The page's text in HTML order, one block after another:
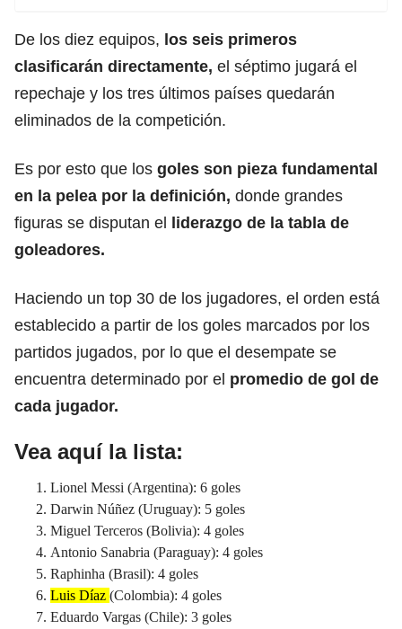
De los diez equipos, los seis primeros
clasificarán directamente, el séptimo jugará el
repechaje y los tres últimos países quedarán
eliminados de la competición.
Es por esto que los goles son pieza fundamental
en la pelea por la definición, donde grandes
figuras se disputan el liderazgo de la tabla de
goleadores.
Haciendo un top 30 de los jugadores, el orden está
establecido a partir de los goles marcados por los
partidos jugados, por lo que el desempate se
encuentra determinado por el promedio de gol de
cada jugador.
Vea aquí la lista:
Lionel Messi (Argentina): 6 goles
Darwin Núñez (Uruguay): 5 goles
Miguel Terceros (Bolivia): 4 goles
Antonio Sanabria (Paraguay): 4 goles
Raphinha (Brasil): 4 goles
Luis Díaz (Colombia): 4 goles
Eduardo Vargas (Chile): 3 goles